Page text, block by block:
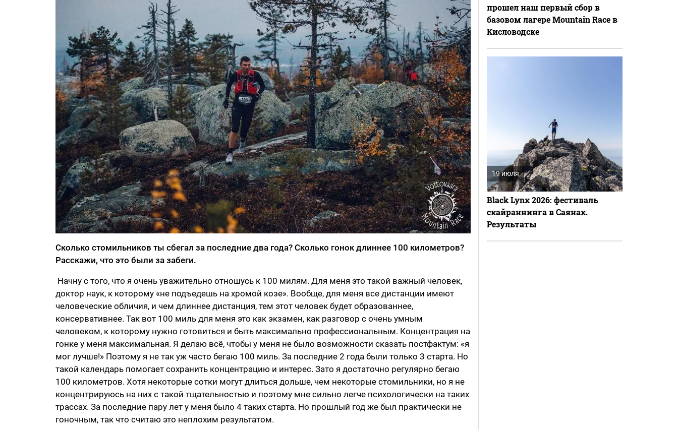
Сколько стомильников ты сбегал за последние два года? Сколько гонок длиннее 100 километров?
Расскажи, что это были за забеги.
Начну с того, что я очень уважительно отношусь к 100 милям. Для меня это такой важный человек,
доктор наук, к которому «не подъедешь на хромой козе». Вообще, для меня все дистанции имеют
человеческие обличия, и чем длиннее дистанция, тем этот человек будет образованнее,
консервативнее. Так вот 100 миль для меня это как экзамен, как разговор с очень умным
человеком, к которому нужно готовиться и быть максимально профессиональным. Концентрация на
гонке у меня максимальная. Я делаю всё, чтобы у меня не было возможности сказать постфактум: «я
мог лучше!» Поэтому я не так уж часто бегаю 100 миль. За последние 2 года были только 3 старта. Но
такой календарь помогает сохранить концентрацию и интерес. Зато я достаточно регулярно бегаю
100 километров. Хотя некоторые сотки могут длиться дольше, чем некоторые стомильники, но я не
концентрируюсь на них с такой тщательностью и поэтому мне сильно легче психологически на таких
трассах. За последние пару лет у меня было 4 таких старта. Но прошлый год же был практически не
гоночным, так что считаю это неплохим результатом.
прошел наш первый сбор в
базовом лагере Mountain Race в
Кисловодске
19 июля
Black Lynx 2026: фестиваль
скайраннинга в Саянах.
Результаты